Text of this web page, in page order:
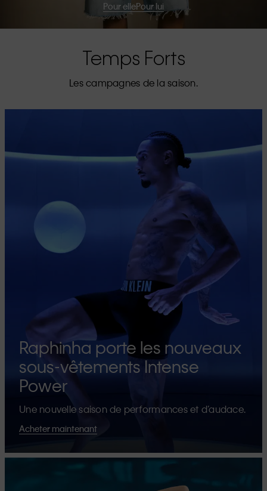
Pour ellePour lui
Temps Forts
Les campagnes de la saison.
Raphinha porte les nouveaux
sous-vêtements Intense
Power
Une nouvelle saison de performances et d’audace.
Acheter maintenant